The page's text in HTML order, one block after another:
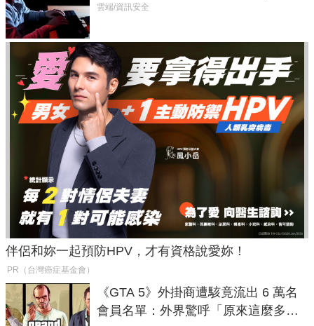
癱瘓全球！
雲端/資訊安全
伴侶和妳一起預防HPV，才有資格說愛妳！
PR（台灣癌症基金會）
《GTA 5》外掛商遭駭竟流出 6 萬名
會員名單：外界驚呼「原來這麼多人